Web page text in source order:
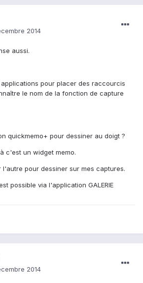
2014
aussi.
pour placer des raccourcis
le nom de la fonction de capture
quickmemo+ pour dessiner au doigt ?
c'est un widget memo.
pour dessiner sur mes captures.
possible via l'application GALERIE
2014